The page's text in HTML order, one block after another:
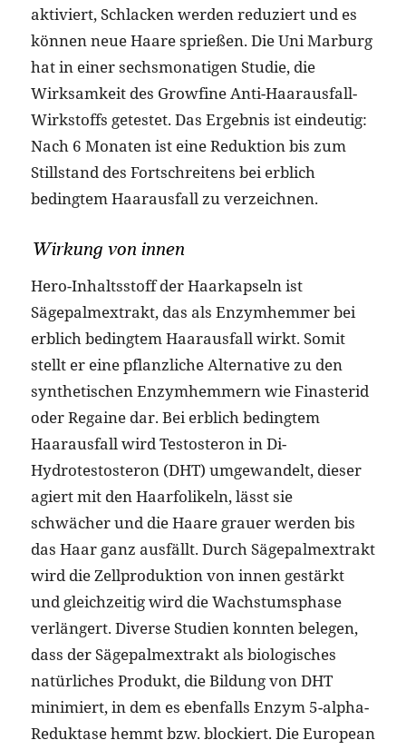
aktiviert, Schlacken werden reduziert und es
können neue Haare sprießen. Die Uni Marburg
hat in einer sechsmonatigen Studie, die
Wirksamkeit des Growfine Anti-Haarausfall-
Wirkstoffs getestet. Das Ergebnis ist eindeutig:
Nach 6 Monaten ist eine Reduktion bis zum
Stillstand des Fortschreitens bei erblich
bedingtem Haarausfall zu verzeichnen.
Wirkung von innen
Hero-Inhaltsstoff der Haarkapseln ist
Sägepalmextrakt, das als Enzymhemmer bei
erblich bedingtem Haarausfall wirkt. Somit
stellt er eine pflanzliche Alternative zu den
synthetischen Enzymhemmern wie Finasterid
oder Regaine dar. Bei erblich bedingtem
Haarausfall wird Testosteron in Di-
Hydrotestosteron (DHT) umgewandelt, dieser
agiert mit den Haarfolikeln, lässt sie
schwächer und die Haare grauer werden bis
das Haar ganz ausfällt. Durch Sägepalmextrakt
wird die Zellproduktion von innen gestärkt
und gleichzeitig wird die Wachstumsphase
verlängert. Diverse Studien konnten belegen,
dass der Sägepalmextrakt als biologisches
natürliches Produkt, die Bildung von DHT
minimiert, in dem es ebenfalls Enzym 5-alpha-
Reduktase hemmt bzw. blockiert. Die European